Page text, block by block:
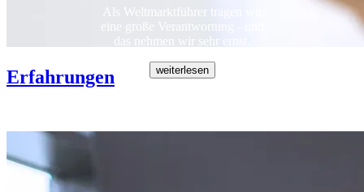
Erfahrungen
Als Weltmarktführer tragen wir
eine große Verantwortung - und
das nehmen wir sehr ernst.